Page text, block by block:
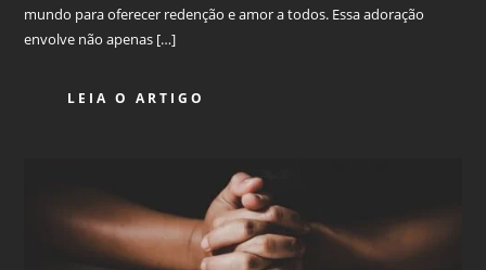
mundo para oferecer redenção e amor a todos. Essa adoração
envolve não apenas […]
LEIA O ARTIGO